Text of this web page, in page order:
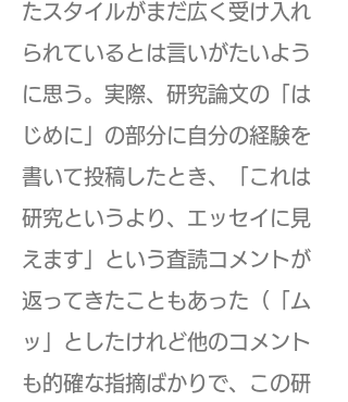
たスタイルがまだ広く受け入れ
られているとは言いがたいよう
に思う。実際、研究論文の「は
じめに」の部分に自分の経験を
書いて投稿したとき、「これは
研究というより、エッセイに見
えます」という査読コメントが
返ってきたこともあった（「ム
ッ」としたけれど他のコメント
も的確な指摘ばかりで、この研